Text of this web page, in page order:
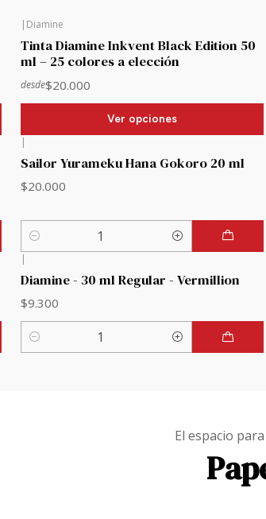
| Diamine
Tinta Diamine Inkvent Black Edition 50
ml – 25 colores a elección
desde$20.000
Ver opciones
|
Sailor Yurameku Hana Gokoro 20 ml
$20.000
Cantidad
|
Diamine - 30 ml Regular - Vermillion
$9.300
Cantidad
El espacio